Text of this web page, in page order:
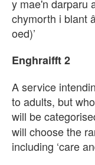
y mae'n darparu
chymorth i blant
oed)’
Enghraifft 2
A service
to adults, but
will be
will choose the
including ‘care